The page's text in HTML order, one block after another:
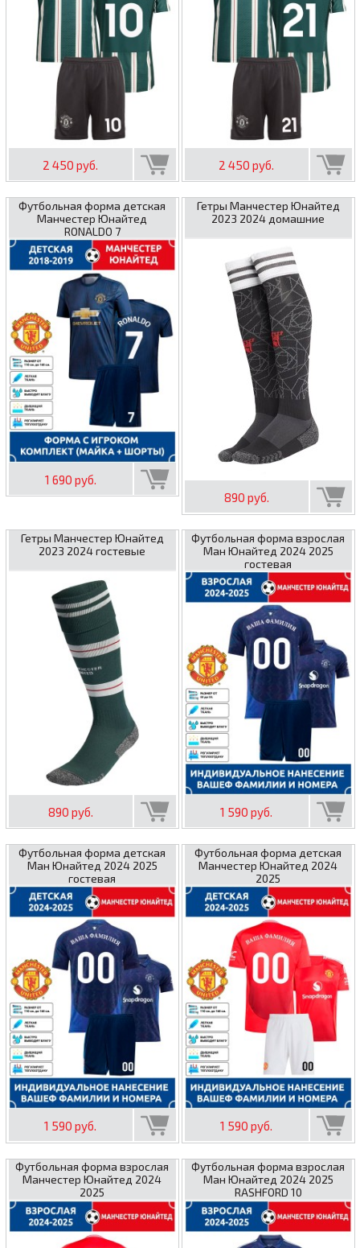
2 450 руб. 2 450 руб.
Футбольная форма детская
Манчестер Юнайтед
RONALDO 7
1 690 руб.
Гетры Манчестер Юнайтед
2023 2024 домашние
890 руб.
Гетры Манчестер Юнайтед
2023 2024 гостевые
890 руб.
Футбольная форма взрослая
Ман Юнайтед 2024 2025
гостевая
1 590 руб.
Футбольная форма детская
Ман Юнайтед 2024 2025
гостевая
1 590 руб.
Футбольная форма детская
Манчестер Юнайтед 2024
2025
1 590 руб.
Футбольная форма взрослая
Манчестер Юнайтед 2024
2025
Футбольная форма взрослая
Ман Юнайтед 2024 2025
RASHFORD 10